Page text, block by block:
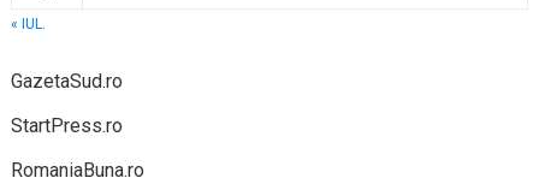
« IUL.
GazetaSud.ro
StartPress.ro
RomaniaBuna.ro